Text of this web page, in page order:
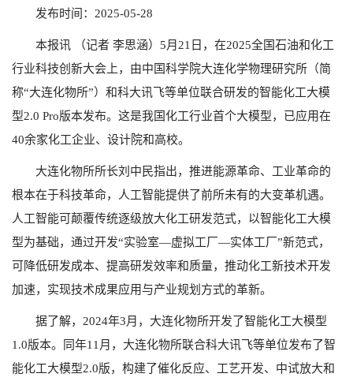
发布时间：2025-05-28
本报讯 （记者 李思涵）5月21日，在2025全国石油和化工
行业科技创新大会上，由中国科学院大连化学物理研究所（简
称“大连化物所”）和科大讯飞等单位联合研发的智能化工大模
型2.0 Pro版本发布。这是我国化工行业首个大模型，已应用在
40余家化工企业、设计院和高校。
大连化物所所长刘中民指出，推进能源革命、工业革命的
根本在于科技革命，人工智能提供了前所未有的大变革机遇。
人工智能可颠覆传统逐级放大化工研发范式，以智能化工大模
型为基础，通过开发“实验室—虚拟工厂—实体工厂”新范式，
可降低研发成本、提高研发效率和质量，推动化工新技术开发
加速，实现技术成果应用与产业规划方式的革新。
据了解，2024年3月，大连化物所开发了智能化工大模型
1.0版本。同年11月，大连化物所联合科大讯飞等单位发布了智
能化工大模型2.0版，构建了催化反应、工艺开发、中试放大和